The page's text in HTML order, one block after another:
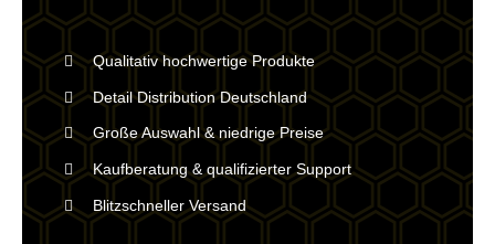
Qualitativ hochwertige Produkte
Detail Distribution Deutschland
Große Auswahl & niedrige Preise
Kaufberatung & qualifizierter Support
Blitzschneller Versand